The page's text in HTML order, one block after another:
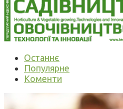
Останнє
Популярне
Коменти